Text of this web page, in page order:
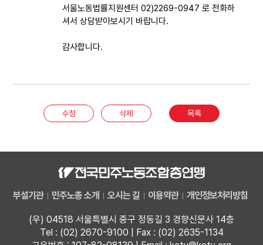
서울노동법률지원센터 02)2269-0947 로 전화하
셔서 상담받아보시기 바랍니다.
감사합니다.
수정 삭제 목록
부설기관 민주노총 소개 오시는 길 이용약관 개인정보처리방침
(우) 04518 서울특별시 중구 정동길 3 경향신문사 14층
Tel : (02) 2670-9100 | Fax : (02) 2635-1134